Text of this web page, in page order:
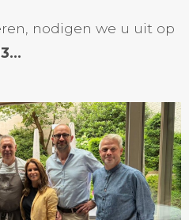
nodigen we u uit op